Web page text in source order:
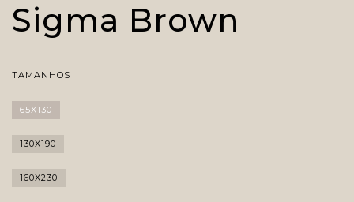
Sigma Brown
TAMANHOS
65X130
130X190
160X230